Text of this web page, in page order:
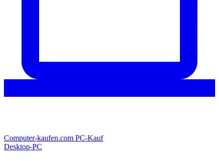
Computer-kaufen.com PC-Kauf
Desktop-PC